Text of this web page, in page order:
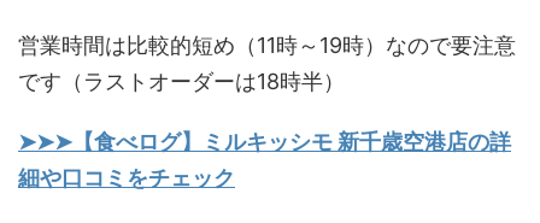
営業時間は比較的短め（11時～19時）なので要注意
です（ラストオーダーは18時半）
➤➤➤【食べログ】ミルキッシモ 新千歳空港店の詳
細や口コミをチェック